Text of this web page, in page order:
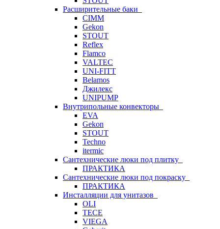
Расширительные баки
CIMM
Gekon
STOUT
Reflex
Flamco
VALTEC
UNI-FITT
Belamos
Джилекс
UNIPUMP
Внутрипольные конвекторы
EVA
Gekon
STOUT
Techno
itermic
Сантехнические люки под плитку
ПРАКТИКА
Сантехнические люки под покраску
ПРАКТИКА
Инсталляции для унитазов
OLI
TECE
VIEGA